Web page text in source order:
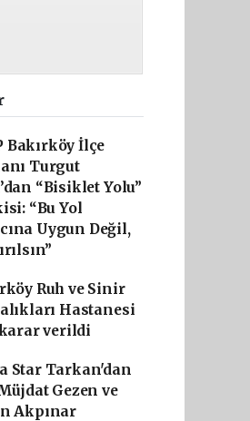
Bakırköy İlçe
Turgut
“Bisiklet Yolu”
“Bu Yol
Uygun Değil,
Ruh ve Sinir
Hastanesi
verildi
Star Tarkan'dan
Gezen ve
Akpınar